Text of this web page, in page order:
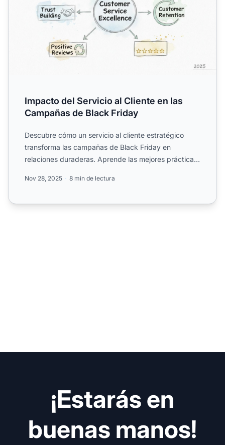
Impacto del Servicio al Cliente en las
Campañas de Black Friday
Descubre cómo un servicio al cliente estratégico
transforma las campañas de Black Friday en
relaciones duraderas. Aprende las mejores prácticas
Nov 28, 2025 8 min de lectura
¡Estarás en
buenas manos!